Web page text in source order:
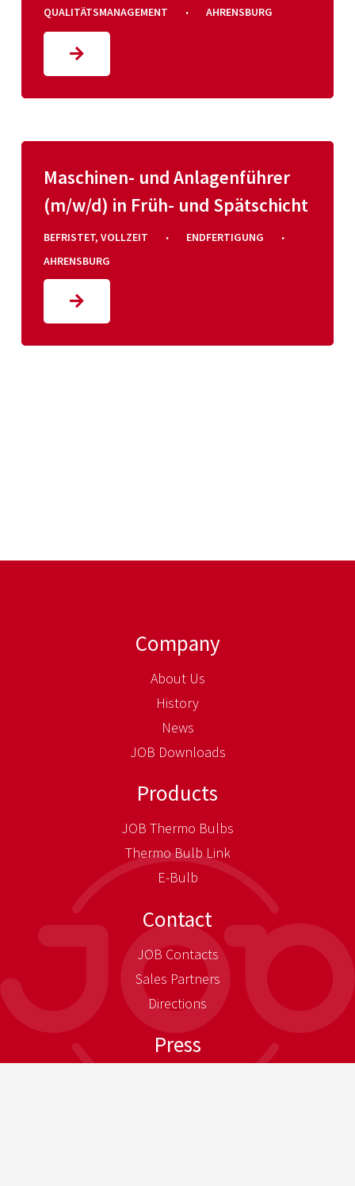
QUALITÄTSMANAGEMENT · AHRENSBURG
Maschinen- und Anlagenführer
(m/w/d) in Früh- und Spätschicht
BEFRISTET, VOLLZEIT · ENDFERTIGUNG ·
AHRENSBURG
Company
About Us
History
News
JOB Downloads
Products
JOB Thermo Bulbs
Thermo Bulb Link
E-Bulb
Contact
JOB Contacts
Sales Partners
Directions
Press